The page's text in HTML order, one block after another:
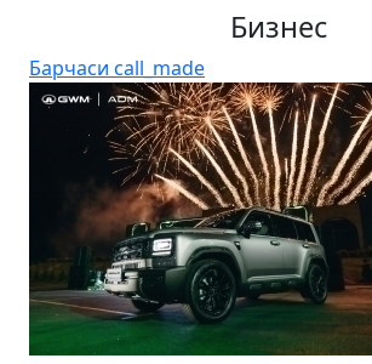
Бизнес
Барчаси call_made